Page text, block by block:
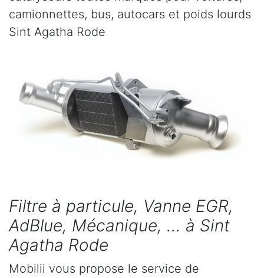
camionnettes, bus, autocars et poids lourds
Sint Agatha Rode
Filtre à particule, Vanne EGR,
AdBlue, Mécanique, ... à Sint
Agatha Rode
Mobilii vous propose le service de